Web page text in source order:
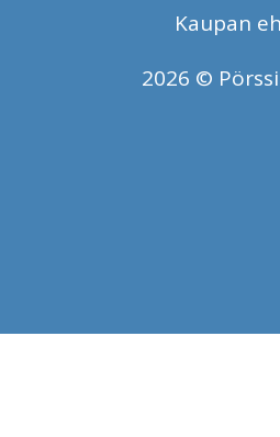
Kaupan
2026 ©